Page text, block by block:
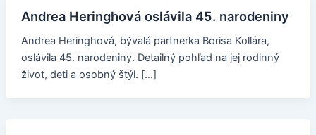
Andrea Heringhová oslávila 45. narodeniny
Andrea Heringhová, bývalá partnerka Borisa Kollára,
oslávila 45. narodeniny. Detailný pohľad na jej rodinný
život, deti a osobný štýl. […]